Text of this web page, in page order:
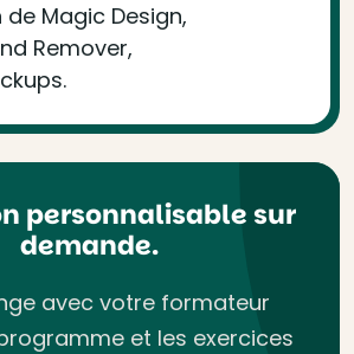
Magic Design,
Remover,
personnalisable sur
demande.
avec votre formateur
et les exercices